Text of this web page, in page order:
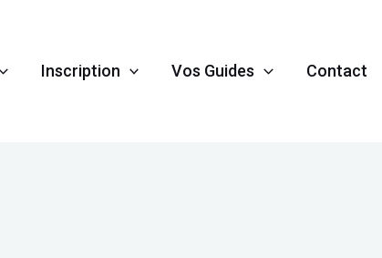
Inscription Vos Guides Contact